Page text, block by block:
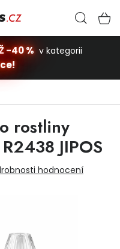
-40 % v kategorii
rostliny
JIPOS
hodnocení